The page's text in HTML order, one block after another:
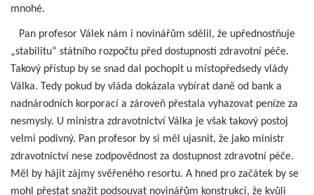
mnohé.
Pan profesor Válek nám i novinářům sdělil, že upřednostňuje
„stabilitu“ státního rozpočtu před dostupností zdravotní péče.
Takový přístup by se snad dal pochopit u místopředsedy vlády
Válka. Tedy pokud by vláda dokázala vybírat daně od bank a
nadnárodních korporací a zároveň přestala vyhazovat peníze za
nesmysly. U ministra zdravotnictví Válka je však takový postoj
velmi podivný. Pan profesor by si měl ujasnit, že jako ministr
zdravotnictví nese zodpovědnost za dostupnost zdravotní péče.
Měl by hájit zájmy svěřeného resortu. A hned pro začátek by se
mohl přestat snažit podsouvat novinářům konstrukci, že kvůli